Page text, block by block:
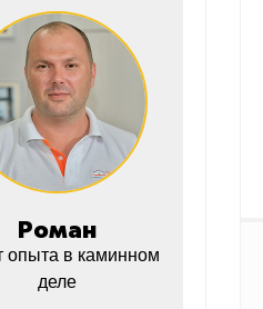
Роман
опыта в каминном
деле